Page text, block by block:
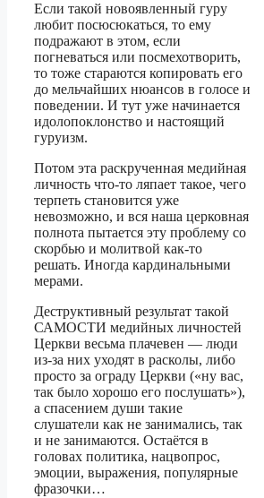
Если такой новоявленный гуру
любит посюсюкаться, то ему
подражают в этом, если
погневаться или посмехотворить,
то тоже стараются копировать его
до мельчайших нюансов в голосе и
поведении. И тут уже начинается
идолопоклонство и настоящий
гуруизм.
Потом эта раскрученная медийная
личность что-то ляпает такое, чего
терпеть становится уже
невозможно, и вся наша церковная
полнота пытается эту проблему со
скорбью и молитвой как-то
решать. Иногда кардинальными
мерами.
Деструктивный результат такой
САМОСТИ медийных личностей
Церкви весьма плачевен — люди
из-за них уходят в расколы, либо
просто за ограду Церкви («ну вас,
так было хорошо его послушать»),
а спасением души такие
слушатели как не занимались, так
и не занимаются. Остаётся в
головах политика, нацвопрос,
эмоции, выражения, популярные
фразочки…